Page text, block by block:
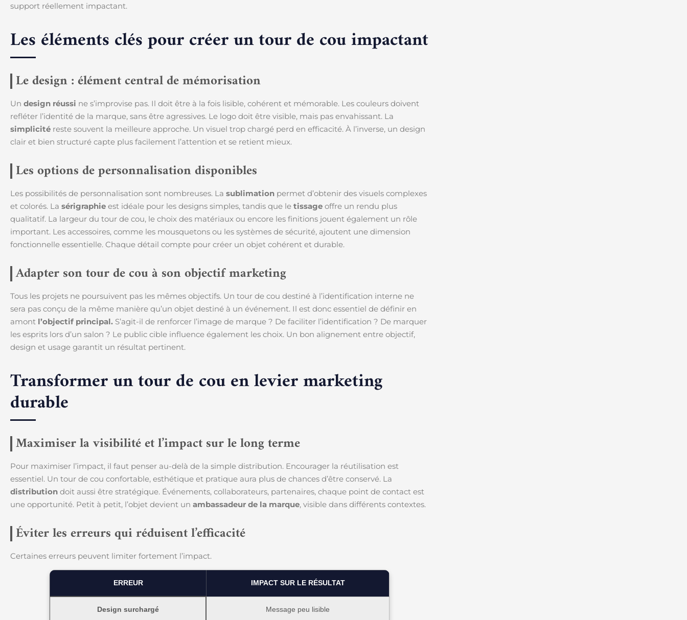
support réellement impactant.
Les éléments clés pour créer un tour de cou impactant
Le design : élément central de mémorisation
Un design réussi ne s’improvise pas. Il doit être à la fois lisible, cohérent et mémorable. Les couleurs doivent
refléter l’identité de la marque, sans être agressives. Le logo doit être visible, mais pas envahissant. La
simplicité reste souvent la meilleure approche. Un visuel trop chargé perd en efficacité. À l’inverse, un design
clair et bien structuré capte plus facilement l’attention et se retient mieux.
Les options de personnalisation disponibles
Les possibilités de personnalisation sont nombreuses. La sublimation permet d’obtenir des visuels complexes
et colorés. La sérigraphie est idéale pour les designs simples, tandis que le tissage offre un rendu plus
qualitatif. La largeur du tour de cou, le choix des matériaux ou encore les finitions jouent également un rôle
important. Les accessoires, comme les mousquetons ou les systèmes de sécurité, ajoutent une dimension
fonctionnelle essentielle. Chaque détail compte pour créer un objet cohérent et durable.
Adapter son tour de cou à son objectif marketing
Tous les projets ne poursuivent pas les mêmes objectifs. Un tour de cou destiné à l’identification interne ne
sera pas conçu de la même manière qu’un objet destiné à un événement. Il est donc essentiel de définir en
amont l’objectif principal. S’agit-il de renforcer l’image de marque ? De faciliter l’identification ? De marquer
les esprits lors d’un salon ? Le public cible influence également les choix. Un bon alignement entre objectif,
design et usage garantit un résultat pertinent.
Transformer un tour de cou en levier marketing
durable
Maximiser la visibilité et l’impact sur le long terme
Pour maximiser l’impact, il faut penser au-delà de la simple distribution. Encourager la réutilisation est
essentiel. Un tour de cou confortable, esthétique et pratique aura plus de chances d’être conservé. La
distribution doit aussi être stratégique. Événements, collaborateurs, partenaires, chaque point de contact est
une opportunité. Petit à petit, l’objet devient un ambassadeur de la marque, visible dans différents contextes.
Éviter les erreurs qui réduisent l’efficacité
Certaines erreurs peuvent limiter fortement l’impact.
ERREUR IMPACT SUR LE RÉSULTAT
Design surchargé Message peu lisible